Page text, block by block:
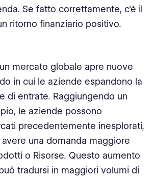
Se fatto correttamente, c'è il
ritorno finanziario positivo.
mercato globale apre nuove
in cui le aziende espandono la
di entrate. Raggiungendo un
le aziende possono
precedentemente inesplorati,
una domanda maggiore
o Risorse. Questo aumento
tradursi in maggiori volumi di